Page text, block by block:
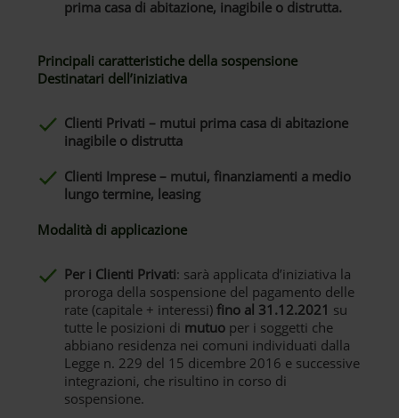
prima casa di abitazione, inagibile o distrutta.
Principali caratteristiche della sospensione
Destinatari dell’iniziativa
Clienti Privati – mutui prima casa di abitazione
inagibile o distrutta
Clienti Imprese – mutui, finanziamenti a medio
lungo termine, leasing
Modalità di applicazione
Per i Clienti Privati: sarà applicata d’iniziativa la
proroga della sospensione del pagamento delle
rate (capitale + interessi)fino al 31.12.2021 su
tutte le posizioni di mutuo per i soggetti che
abbiano residenza nei comuni individuati dalla
Legge n. 229 del 15 dicembre 2016 e successive
integrazioni, che risultino in corso di
sospensione.